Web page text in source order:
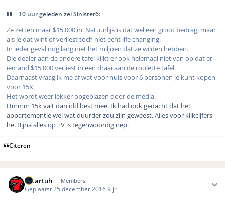
10 uur geleden zei Sinister6:
Ze zetten maar $15.000 in. Natuurlijk is dat wel een groot bedrag, maar
als je dat wint of verliest toch niet echt life changing.
In ieder geval nog lang niet het miljoen dat ze wilden hebben.
Die dealer aan de andere tafel kijkt er ook helemaal niet van op dat er
iemand $15.000 verliest in een draai aan de roulette tafel.
Daarnaast vraag ik me af wat voor huis voor 6 personen je kunt kopen
voor 15K.
Het wordt weer lekker opgeblazen door de media.
Hmmm 15k valt dan idd best mee. Ik had ook gedacht dat het
appartementje wel wat duurder zou zijn geweest. Alles voor kijkcijfers
he. Bijna alles op TV is tegenwoordig nep.
Citeren
maartuh Members
Geplaatst 25 december 20169 jr